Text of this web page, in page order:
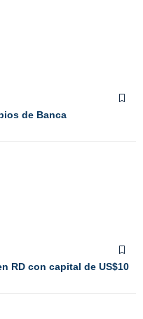
de Banca
RD con capital de US$10